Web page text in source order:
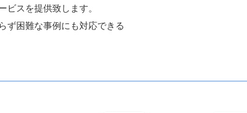
ビスを提供致します。
ず困難な事例にも対応できる